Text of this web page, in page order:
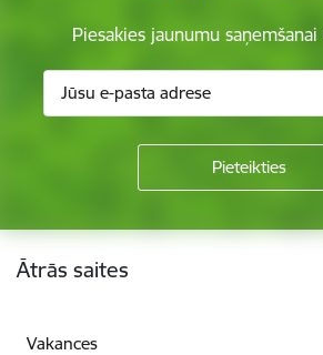
Piesakies jaunumu saņemšanai
Kājene
Ātrās saites
Vakances